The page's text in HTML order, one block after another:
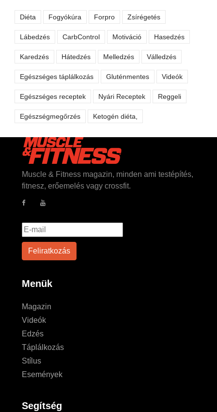
Diéta Fogyókúra Forpro Zsírégetés
Lábedzés CarbControl Motiváció Hasedzés
Karedzés Hátedzés Melledzés Válledzés
Egészséges táplálkozás Gluténmentes Videók
Egészséges receptek Nyári Receptek Reggeli
Egészségmegőrzés Ketogén diéta,
Muscle & Fitness magazin, minden ami testépítés,
fitnesz, erőemelés vagy crossfit.
Menük
Magazin
Videók
Edzés
Táplálkozás
Stílus
Események
Segítség